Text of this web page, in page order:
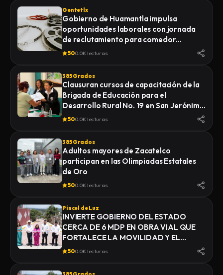
Gentetlx
Gobierno de Huamantla impulsa
oportunidades laborales con jornada
de reclutamiento para comedor
industrial
500.0K lecturas
385 Grados
Clausuran cursos de capacitación de la
Brigada de Educación para el
Desarrollo Rural No. 19 en San Jerónimo
Zacualpan
500.0K lecturas
385 Grados
Adultos mayores de Zacatelco
participan en las Olimpiadas Estatales
de Oro
500.0K lecturas
Pincel de Luz
INVIERTE GOBIERNO DEL ESTADO
CERCA DE 6 MDP EN OBRA VIAL QUE
FORTALECE LA MOVILIDAD Y EL
DESARROLLO DE YAUHQUEMEHCAN
500.0K lecturas